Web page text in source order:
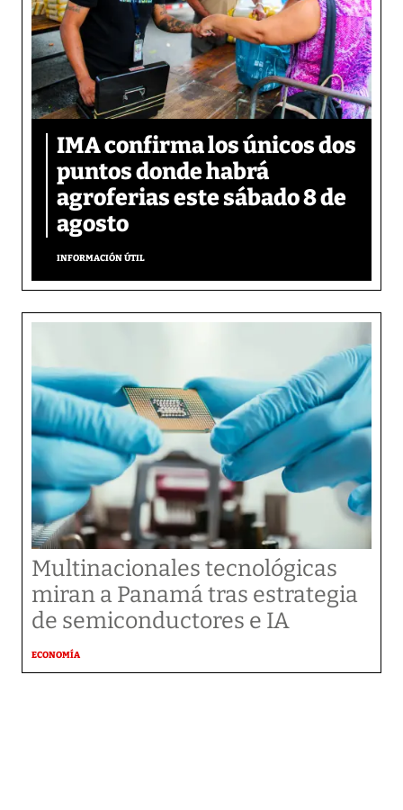
IMA confirma los únicos dos
puntos donde habrá
agroferias este sábado 8 de
agosto
INFORMACIÓN ÚTIL
Multinacionales tecnológicas
miran a Panamá tras estrategia
de semiconductores e IA
ECONOMÍA